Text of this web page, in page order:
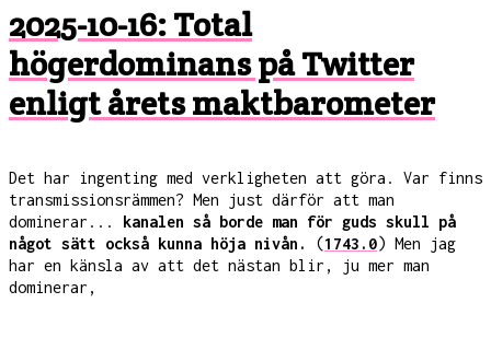
2025-10-16: Total
högerdominans på Twitter
enligt årets maktbarometer
Det har ingenting med verkligheten att göra. Var finns
transmissionsrämmen? Men just därför att man
dominerar... kanalen så borde man för guds skull på
något sätt också kunna höja nivån.
(1743.0) Men jag
har en känsla av att det nästan blir, ju mer man
dominerar,